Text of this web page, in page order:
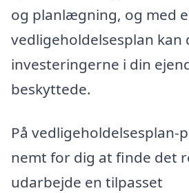
og planlægning, og med
vedligeholdelsesplan kan
investeringerne i din
beskyttede.
På vedligeholdelsesplan-
nemt for dig at finde det
udarbejde en tilpasset